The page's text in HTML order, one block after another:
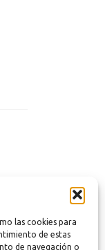
las cookies para
de estas
de navegación o